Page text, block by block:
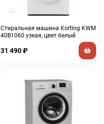
Стиральная машина Korting KWM
40B1060 узкая, цвет белый
31 490₽